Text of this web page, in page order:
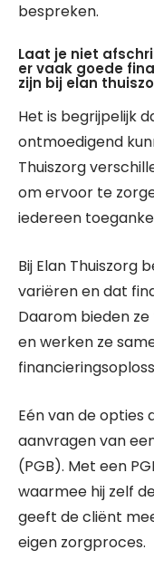
bespreken.
Laat je niet
er vaak goede
zijn bij elan
Het is begrijpelijk
ontmoedigend
Thuiszorg
om ervoor te
iedereen
Bij Elan Thuiszorg
variëren en dat
Daarom bieden
en werken ze
Eén van de opties
aanvragen van
(PGB). Met een
waarmee hij zelf
geeft de cliënt
eigen zorgproces.